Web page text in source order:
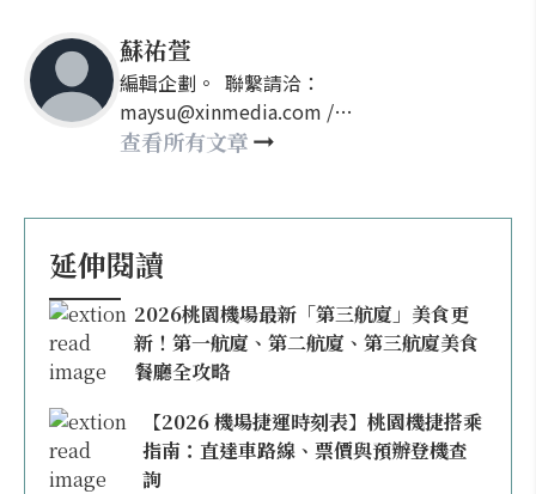
蘇祐萱
編輯企劃。 聯繫請洽：
maysu@xinmedia.com /
may860527@gmail.com
查看所有文章
延伸閱讀
2026桃園機場最新「第三航廈」美食更
新！第一航廈、第二航廈、第三航廈美食
餐廳全攻略
【2026 機場捷運時刻表】桃園機捷搭乘
指南：直達車路線、票價與預辦登機查
詢